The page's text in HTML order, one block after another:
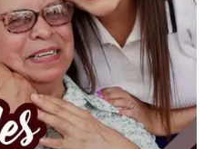
la solución sea un nuevo
iguales para todos.
si se repite la prueba o si
identificar los casos
la presión para garantizar
de estudios sea